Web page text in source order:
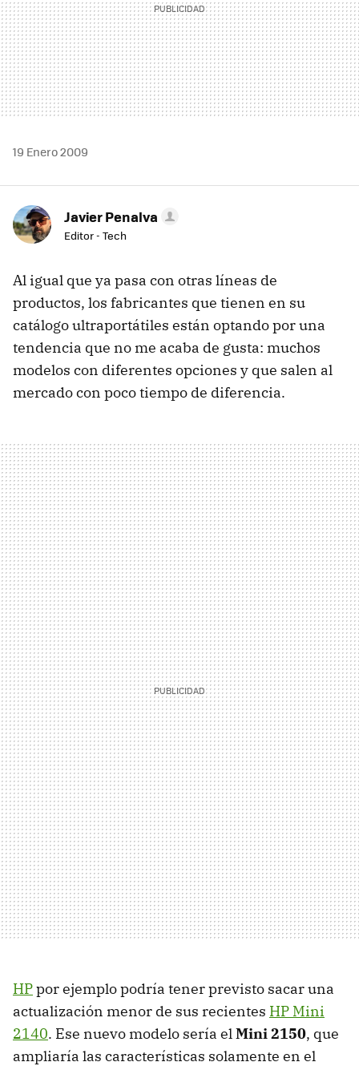
19 Enero 2009
Javier Penalva
Editor - Tech
Al igual que ya pasa con otras líneas de
productos, los fabricantes que tienen en su
catálogo ultraportátiles están optando por una
tendencia que no me acaba de gusta: muchos
modelos con diferentes opciones y que salen al
mercado con poco tiempo de diferencia.
HPpor ejemplo podría tener previsto sacar una
actualización menor de sus recientes HP Mini
2140. Ese nuevo modelo sería elMini 2150, que
ampliaría las características solamente en el